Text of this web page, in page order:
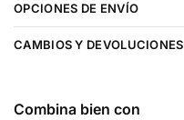
OPCIONES DE ENVÍO
CAMBIOS Y DEVOLUCIONES
Combina bien con